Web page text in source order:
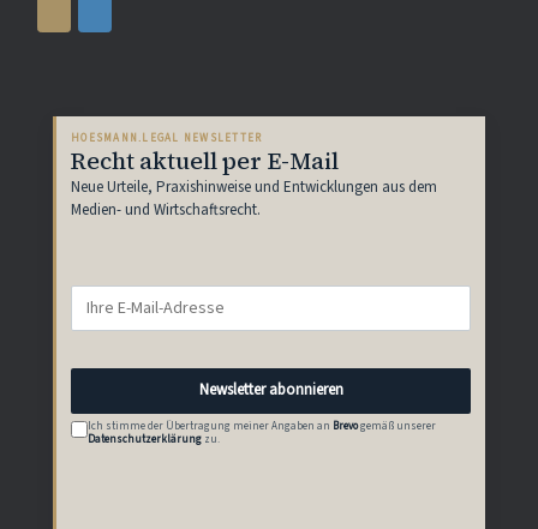
HOESMANN.LEGAL NEWSLETTER
Recht aktuell per E-Mail
Neue Urteile, Praxishinweise und Entwicklungen aus dem
Medien- und Wirtschaftsrecht.
Newsletter abonnieren
Ich stimme der Übertragung meiner Angaben an Brevogemäß unserer
Datenschutzerklärung zu.